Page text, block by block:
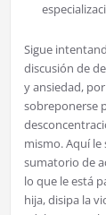
Sigue
discusión de
y ansiedad,
sobreponerse
mismo. Aquí
sumatorio de
lo que le está
hija, disipa la